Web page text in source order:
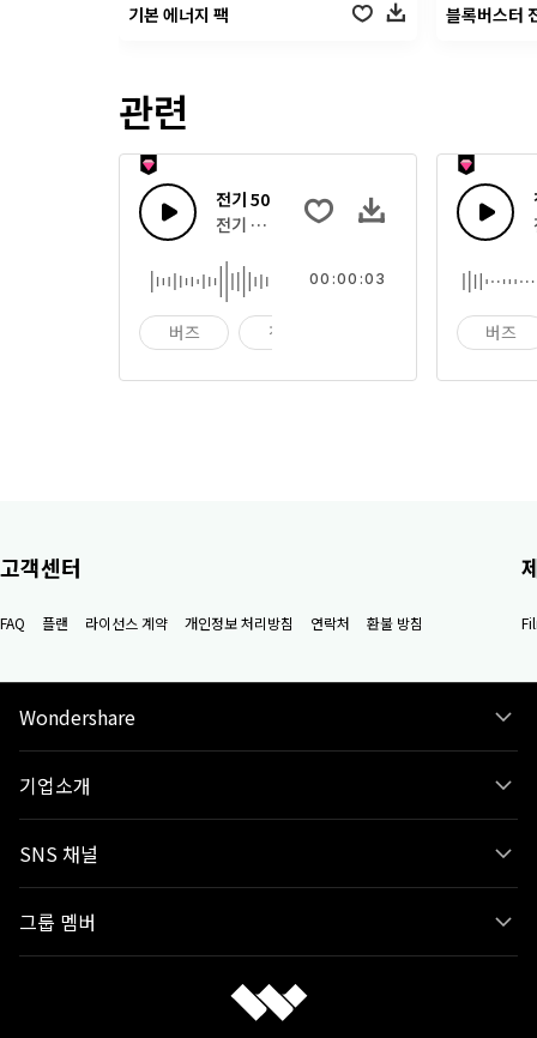
기본 에너지 팩 블록버스터
관련
전기 50
전기 버즈 톤
버즈 전기
00:00:03
버즈
고객센터
FAQ 플랜 라이선스 계약 개인정보 처리방침 연락처 환불 방침
Wondershare
기업소개
SNS 채널
그룹 멤버